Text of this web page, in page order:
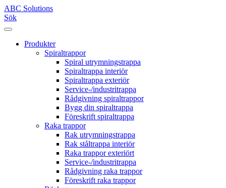
ABC Solutions
Sök
Produkter
Spiraltrappor
Spiral utrymningstrappa
Spiraltrappa interiör
Spiraltrappa exteriör
Service-/industritrappa
Rådgivning spiraltrappor
Bygg din spiraltrappa
Föreskrift spiraltrappa
Raka trappor
Rak utrymningstrappa
Rak ståltrappa interiör
Raka trappor exteriört
Service-/industritrappa
Rådgivning raka trappor
Föreskrift raka trappor